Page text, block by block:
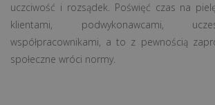
uczciwość i rozsądek. Poświęć czas na
klientami, podwykonawcami,
współpracownikami, a to z pewnością
społeczne wróci normy.